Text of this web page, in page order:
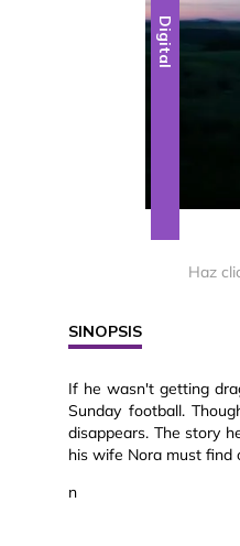
Digital
Haz
SINOPSIS
If he wasn't getting
Sunday football.
disappears. The story
his wife Nora must find
n